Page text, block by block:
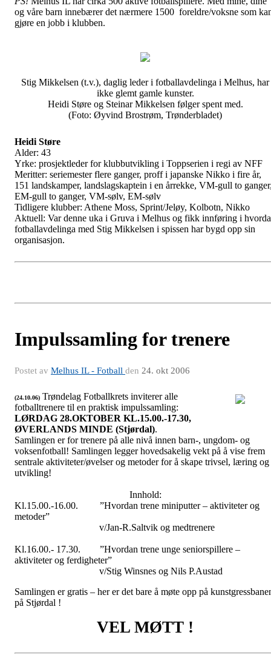
og våre barn innebærer det nærmere 1500 foreldre/voksne som
gjøre en jobb i klubben.
Stig Mikkelsen (t.v.), daglig leder i fotballavdelinga i Melhus, har
ikke glemt gamle kunster.
Heidi Støre og Steinar Mikkelsen følger spent med.
(Foto: Øyvind Brostrøm, Trønderbladet)
Heidi Støre
Alder: 43
Yrke: prosjektleder for klubbutvikling i Toppserien i regi av NFF
Meritter: seriemester flere ganger, proff i japanske Nikko i fire år,
151 landskamper, landslagskaptein i en årrekke, VM-gull to
EM-gull to ganger, VM-sølv, EM-sølv
Tidligere klubber: Athene Moss, Sprint/Jeløy, Kolbotn, Nikko
Aktuell: Var denne uka i Gruva i Melhus og fikk innføring i
fotballavdelinga med Stig Mikkelsen i spissen har bygd opp sin
organisasjon.
Impulssamling for trenere
Postet av Melhus IL - Fotball den 24. okt 2006
(24.10.06) Trøndelag Fotballkrets inviterer alle
fotballtrenere til en praktisk impulssamling:
LØRDAG 28.OKTOBER KL.15.00.-17.30,
ØVERLANDS MINDE (Stjørdal).
Samlingen er for trenere på alle nivå innen barn-, ungdom- og
voksenfotball! Samlingen legger hovedsakelig vekt på å vise frem
sentrale aktiviteter/øvelser og metoder for å skape trivsel, læring og
utvikling!
Innhold:
Kl.15.00.-16.00.
”Hvordan trene miniputter – aktiviteter og
metoder”
v/Jan-R.Saltvik og medtrenere
Kl.16.00.- 17.30.
”Hvordan trene unge seniorspillere –
aktiviteter og ferdigheter”
v/Stig Winsnes og Nils P.Austad
Samlingen er gratis – her er det bare å møte opp på
på Stjørdal !
VEL MØTT !